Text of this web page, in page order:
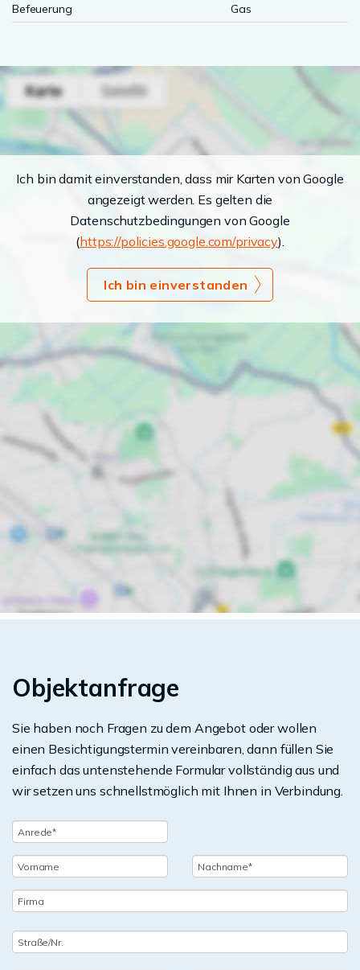
Befeuerung Gas
Ich bin damit einverstanden, dass mir Karten von Google
angezeigt werden. Es gelten die
Datenschutzbedingungen von Google
(https://policies.google.com/privacy).
Ich bin einverstanden
Objektanfrage
Sie haben noch Fragen zu dem Angebot oder wollen
einen Besichtigungstermin vereinbaren, dann füllen Sie
einfach das untenstehende Formular vollständig aus und
wir setzen uns schnellstmöglich mit Ihnen in Verbindung.